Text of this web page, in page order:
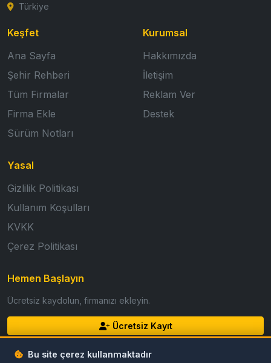
Türkiye
Keşfet
Ana Sayfa
Şehir Rehberi
Tüm Firmalar
Firma Ekle
Sürüm Notları
Kurumsal
Hakkımızda
İletişim
Reklam Ver
Destek
Yasal
Gizlilik Politikası
Kullanım Koşulları
KVKK
Çerez Politikası
Hemen Başlayın
Ücretsiz kaydolun, firmanızı ekleyin.
Ücretsiz Kayıt
Giriş Yap
Bu site çerez kullanmaktadır